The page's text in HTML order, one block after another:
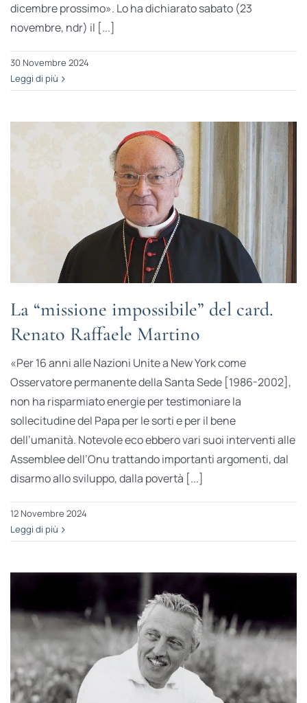
dicembre prossimo». Lo ha dichiarato sabato (23
novembre, ndr) il [...]
30 Novembre 2024
Leggi di più
La “missione impossibile” del card.
Renato Raffaele Martino
«Per 16 anni alle Nazioni Unite a New York come
Osservatore permanente della Santa Sede [1986-2002],
non ha risparmiato energie per testimoniare la
sollecitudine del Papa per le sorti e per il bene
dell’umanità. Notevole eco ebbero vari suoi interventi alle
Assemblee dell’Onu trattando importanti argomenti, dal
disarmo allo sviluppo, dalla povertà [...]
12 Novembre 2024
Leggi di più